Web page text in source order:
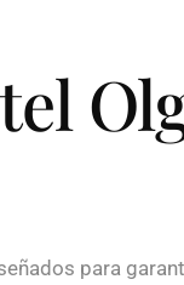
para